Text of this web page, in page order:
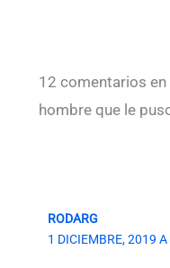
12 comentarios en
hombre que le
RODARG
1 DICIEMBRE, 2019